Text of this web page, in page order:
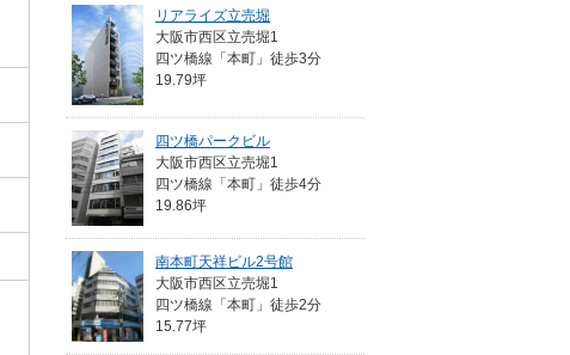
リアライズ立売堀
大阪市西区立売堀1
四ツ橋線「本町」徒歩3分
19.79坪
四ツ橋パークビル
大阪市西区立売堀1
四ツ橋線「本町」徒歩4分
19.86坪
南本町天祥ビル2号館
大阪市西区立売堀1
四ツ橋線「本町」徒歩2分
15.77坪